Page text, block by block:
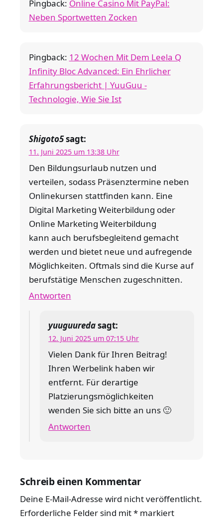
Pingback: Online Casino Mit PayPal:
Neben Sportwetten Zocken
Pingback: 12 Wochen Mit Dem Leela Q
Infinity Bloc Advanced: Ein Ehrlicher
Erfahrungsbericht | YuuGuu -
Technologie, Wie Sie Ist
Shigoto5sagt:
11. Juni 2025 um 13:38 Uhr
Den Bildungsurlaub nutzen und
verteilen, sodass Präsenztermine neben
Onlinekursen stattfinden kann. Eine
Digital Marketing Weiterbildung oder
Online Marketing Weiterbildung
kann auch berufsbegleitend gemacht
werden und bietet neue und aufregende
Möglichkeiten. Oftmals sind die Kurse auf
berufstätige Menschen zugeschnitten.
Antworten
yuuguuredasagt:
12. Juni 2025 um 07:15 Uhr
Vielen Dank für Ihren Beitrag!
Ihren Werbelink haben wir
entfernt. Für derartige
Platzierungsmöglichkeiten
wenden Sie sich bitte an uns 🙂
Antworten
Schreib einen Kommentar
Deine E-Mail-Adresse wird nicht veröffentlicht.
Erforderliche Felder sind mit* markiert